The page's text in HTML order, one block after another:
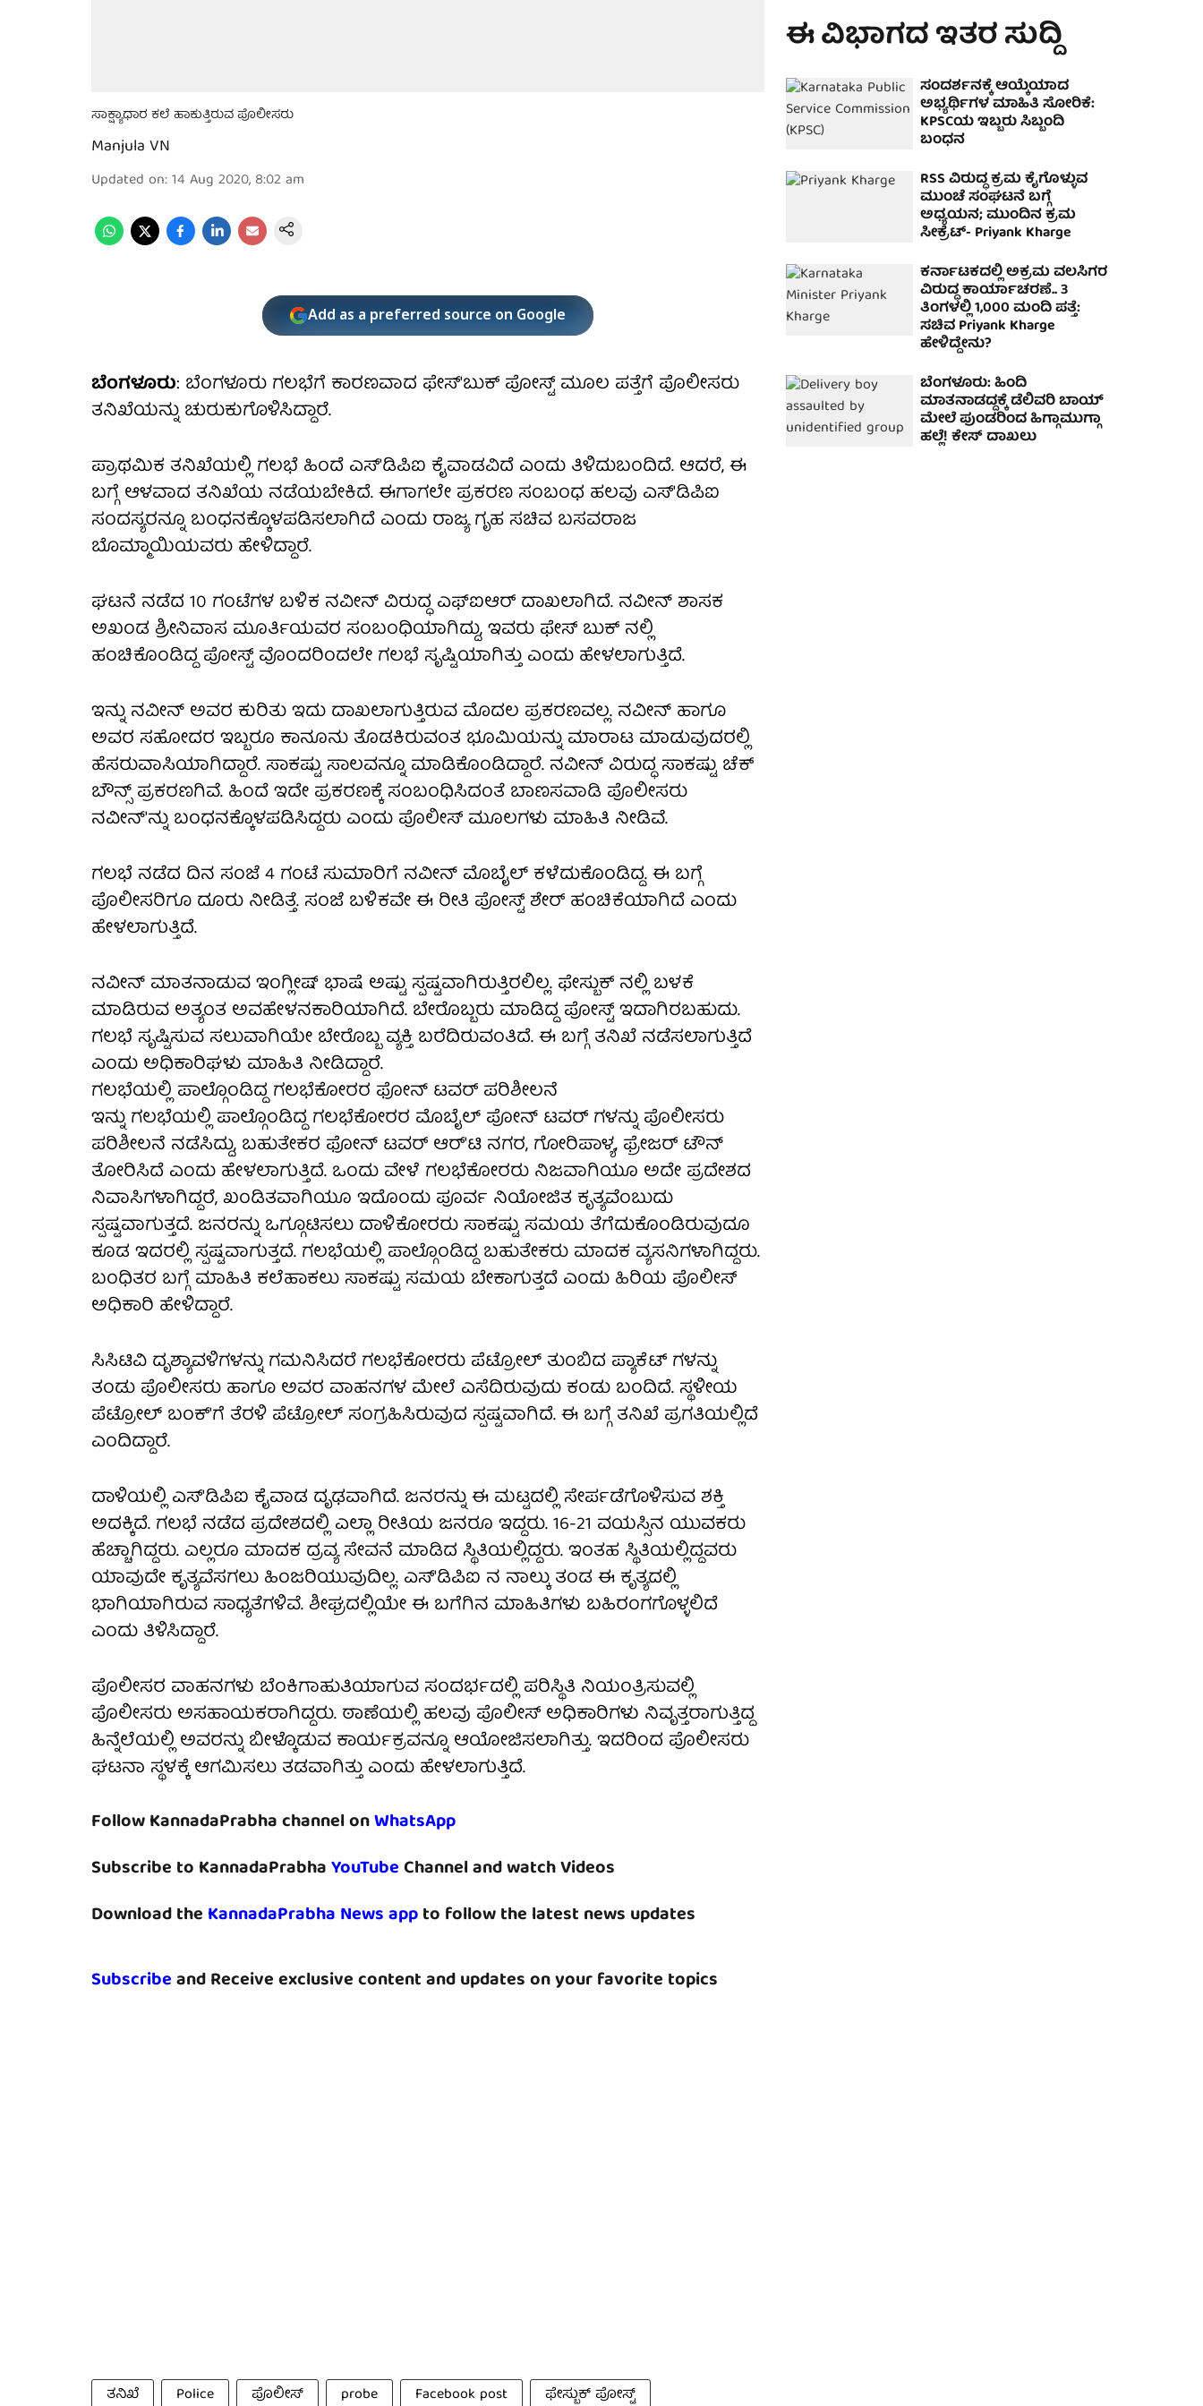
ಸಾಕ್ಷ್ಯಾಧಾರ ಕಲೆ ಹಾಕುತ್ತಿರುವ ಪೊಲೀಸರು
Manjula VN
Updated on:14 Aug 2020, 8:02 am
Add as a preferred source on Google
ಬೆಂಗಳೂರು: ಬೆಂಗಳೂರು ಗಲಭೆಗೆ ಕಾರಣವಾದ ಫೇಸ್'ಬುಕ್ ಪೋಸ್ಟ್ ಮೂಲ ಪತ್ತೆಗೆ ಪೊಲೀಸರು
ತನಿಖೆಯನ್ನು ಚುರುಕುಗೊಳಿಸಿದ್ದಾರೆ.
ಪ್ರಾಥಮಿಕ ತನಿಖೆಯಲ್ಲಿ ಗಲಭೆ ಹಿಂದೆ ಎಸ್'ಡಿಪಿಐ ಕೈವಾಡವಿದೆ ಎಂದು ತಿಳಿದುಬಂದಿದೆ. ಆದರೆ, ಈ
ಬಗ್ಗೆ ಆಳವಾದ ತನಿಖೆಯ ನಡೆಯಬೇಕಿದೆ. ಈಗಾಗಲೇ ಪ್ರಕರಣ ಸಂಬಂಧ ಹಲವು ಎಸ್'ಡಿಪಿಐ
ಸಂದಸ್ಯರನ್ನೂ ಬಂಧನಕ್ಕೊಳಪಡಿಸಲಾಗಿದೆ ಎಂದು ರಾಜ್ಯ ಗೃಹ ಸಚಿವ ಬಸವರಾಜ
ಬೊಮ್ಮಾಯಿಯವರು ಹೇಳಿದ್ದಾರೆ.
ಘಟನೆ ನಡೆದ 10 ಗಂಟೆಗಳ ಬಳಿಕ ನವೀನ್ ವಿರುದ್ಧ ಎಫ್ಐಆರ್ ದಾಖಲಾಗಿದೆ. ನವೀನ್ ಶಾಸಕ
ಅಖಂಡ ಶ್ರೀನಿವಾಸ ಮೂರ್ತಿಯವರ ಸಂಬಂಧಿಯಾಗಿದ್ದು, ಇವರು ಫೇಸ್ ಬುಕ್ ನಲ್ಲಿ
ಹಂಚಿಕೊಂಡಿದ್ದ ಪೋಸ್ಟ್ ವೊಂದರಿಂದಲೇ ಗಲಭೆ ಸೃಷ್ಟಿಯಾಗಿತ್ತು ಎಂದು ಹೇಳಲಾಗುತ್ತಿದೆ.
ಇನ್ನು ನವೀನ್ ಅವರ ಕುರಿತು ಇದು ದಾಖಲಾಗುತ್ತಿರುವ ಮೊದಲ ಪ್ರಕರಣವಲ್ಲ. ನವೀನ್ ಹಾಗೂ
ಅವರ ಸಹೋದರ ಇಬ್ಬರೂ ಕಾನೂನು ತೊಡಕಿರುವಂತ ಭೂಮಿಯನ್ನು ಮಾರಾಟ ಮಾಡುವುದರಲ್ಲಿ
ಹೆಸರುವಾಸಿಯಾಗಿದ್ದಾರೆ. ಸಾಕಷ್ಟು ಸಾಲವನ್ನೂ ಮಾಡಿಕೊಂಡಿದ್ದಾರೆ. ನವೀನ್ ವಿರುದ್ಧ ಸಾಕಷ್ಟು ಚೆಕ್
ಬೌನ್ಸ್ ಪ್ರಕರಣಗಿವೆ. ಹಿಂದೆ ಇದೇ ಪ್ರಕರಣಕ್ಕೆ ಸಂಬಂಧಿಸಿದಂತೆ ಬಾಣಸವಾಡಿ ಪೊಲೀಸರು
ನವೀನ್'ನ್ನು ಬಂಧನಕ್ಕೊಳಪಡಿಸಿದ್ದರು ಎಂದು ಪೊಲೀಸ್ ಮೂಲಗಳು ಮಾಹಿತಿ ನೀಡಿವೆ.
ಗಲಭೆ ನಡೆದ ದಿನ ಸಂಜೆ 4 ಗಂಟೆ ಸುಮಾರಿಗೆ ನವೀನ್ ಮೊಬೈಲ್ ಕಳೆದುಕೊಂಡಿದ್ದ. ಈ ಬಗ್ಗೆ
ಪೊಲೀಸರಿಗೂ ದೂರು ನೀಡಿತ್ತೆ. ಸಂಜೆ ಬಳಿಕವೇ ಈ ರೀತಿ ಪೋಸ್ಟ್ ಶೇರ್ ಹಂಚಿಕೆಯಾಗಿದೆ ಎಂದು
ಹೇಳಲಾಗುತ್ತಿದೆ.
ನವೀನ್ ಮಾತನಾಡುವ ಇಂಗ್ಲೀಷ್ ಭಾಷೆ ಅಷ್ಟು ಸ್ಪಷ್ಟವಾಗಿರುತ್ತಿರಲಿಲ್ಲ. ಫೇಸ್ಬುಕ್ ನಲ್ಲಿ ಬಳಕೆ
ಮಾಡಿರುವ ಅತ್ಯಂತ ಅವಹೇಳನಕಾರಿಯಾಗಿದೆ. ಬೇರೊಬ್ಬರು ಮಾಡಿದ್ದ ಪೋಸ್ಟ್ ಇದಾಗಿರಬಹುದು.
ಗಲಭೆ ಸೃಷ್ಟಿಸುವ ಸಲುವಾಗಿಯೇ ಬೇರೊಬ್ಬ ವ್ಯಕ್ತಿ ಬರೆದಿರುವಂತಿದೆ. ಈ ಬಗ್ಗೆ ತನಿಖೆ ನಡೆಸಲಾಗುತ್ತಿದೆ
ಎಂದು ಅಧಿಕಾರಿಘಳು ಮಾಹಿತಿ ನೀಡಿದ್ದಾರೆ.
ಗಲಭೆಯಲ್ಲಿ ಪಾಲ್ಗೊಂಡಿದ್ದ ಗಲಭೆಕೋರರ ಫೋನ್ ಟವರ್ ಪರಿಶೀಲನೆ
ಇನ್ನು ಗಲಭೆಯಲ್ಲಿ ಪಾಲ್ಗೊಂಡಿದ್ದ ಗಲಭೆಕೋರರ ಮೊಬೈಲ್ ಪೋನ್ ಟವರ್ ಗಳನ್ನು ಪೊಲೀಸರು
ಪರಿಶೀಲನೆ ನಡೆಸಿದ್ದು, ಬಹುತೇಕರ ಫೋನ್ ಟವರ್ ಆರ್'ಟಿ ನಗರ, ಗೋರಿಪಾಳ್ಯ, ಫ್ರೇಜರ್ ಟೌನ್
ತೋರಿಸಿದೆ ಎಂದು ಹೇಳಲಾಗುತ್ತಿದೆ. ಒಂದು ವೇಳೆ ಗಲಭೆಕೋರರು ನಿಜವಾಗಿಯೂ ಅದೇ ಪ್ರದೇಶದ
ನಿವಾಸಿಗಳಾಗಿದ್ದರೆ, ಖಂಡಿತವಾಗಿಯೂ ಇದೊಂದು ಪೂರ್ವ ನಿಯೋಜಿತ ಕೃತ್ಯವೆಂಬುದು
ಸ್ಪಷ್ಟವಾಗುತ್ತದೆ. ಜನರನ್ನು ಒಗ್ಗೂಟಿಸಲು ದಾಳಿಕೋರರು ಸಾಕಷ್ಟು ಸಮಯ ತೆಗೆದುಕೊಂಡಿರುವುದೂ
ಕೂಡ ಇದರಲ್ಲಿ ಸ್ಪಷ್ಟವಾಗುತ್ತದೆ. ಗಲಭೆಯಲ್ಲಿ ಪಾಲ್ಗೊಂಡಿದ್ದ ಬಹುತೇಕರು ಮಾದಕ ವ್ಯಸನಿಗಳಾಗಿದ್ದರು.
ಬಂಧಿತರ ಬಗ್ಗೆ ಮಾಹಿತಿ ಕಲೆಹಾಕಲು ಸಾಕಷ್ಟು ಸಮಯ ಬೇಕಾಗುತ್ತದೆ ಎಂದು ಹಿರಿಯ ಪೊಲೀಸ್
ಅಧಿಕಾರಿ ಹೇಳಿದ್ದಾರೆ.
ಸಿಸಿಟಿವಿ ದೃಶ್ಯಾವಳಿಗಳನ್ನು ಗಮನಿಸಿದರೆ ಗಲಭೆಕೋರರು ಪೆಟ್ರೋಲ್ ತುಂಬಿದ ಪ್ಯಾಕೆಟ್ ಗಳನ್ನು
ತಂಡು ಪೊಲೀಸರು ಹಾಗೂ ಅವರ ವಾಹನಗಳ ಮೇಲೆ ಎಸೆದಿರುವುದು ಕಂಡು ಬಂದಿದೆ. ಸ್ಥಳೀಯ
ಪೆಟ್ರೋಲ್ ಬಂಕ್'ಗೆ ತೆರಳಿ ಪೆಟ್ರೋಲ್ ಸಂಗ್ರಹಿಸಿರುವುದ ಸ್ಪಷ್ಟವಾಗಿದೆ. ಈ ಬಗ್ಗೆ ತನಿಖೆ ಪ್ರಗತಿಯಲ್ಲಿದೆ
ಎಂದಿದ್ದಾರೆ.
ದಾಳಿಯಲ್ಲಿ ಎಸ್'ಡಿಪಿಐ ಕೈವಾಡ ದೃಢವಾಗಿದೆ. ಜನರನ್ನು ಈ ಮಟ್ಟದಲ್ಲಿ ಸೇರ್ಪಡೆಗೊಳಿಸುವ ಶಕ್ತಿ
ಅದಕ್ಕಿದೆ. ಗಲಭೆ ನಡೆದ ಪ್ರದೇಶದಲ್ಲಿ ಎಲ್ಲಾ ರೀತಿಯ ಜನರೂ ಇದ್ದರು. 16-21 ವಯಸ್ಸಿನ ಯುವಕರು
ಹೆಚ್ಚಾಗಿದ್ದರು. ಎಲ್ಲರೂ ಮಾದಕ ದ್ರವ್ಯ ಸೇವನೆ ಮಾಡಿದ ಸ್ಥಿತಿಯಲ್ಲಿದ್ದರು. ಇಂತಹ ಸ್ಥಿತಿಯಲ್ಲಿದ್ದವರು
ಯಾವುದೇ ಕೃತ್ಯವೆಸಗಲು ಹಿಂಜರಿಯುವುದಿಲ್ಲ. ಎಸ್'ಡಿಪಿಐ ನ ನಾಲ್ಕು ತಂಡ ಈ ಕೃತ್ಯದಲ್ಲಿ
ಭಾಗಿಯಾಗಿರುವ ಸಾಧ್ಯತೆಗಳಿವೆ. ಶೀಘ್ರದಲ್ಲಿಯೇ ಈ ಬಗೆಗಿನ ಮಾಹಿತಿಗಳು ಬಹಿರಂಗಗೊಳ್ಳಲಿದೆ
ಎಂದು ತಿಳಿಸಿದ್ದಾರೆ.
ಪೊಲೀಸರ ವಾಹನಗಳು ಬೆಂಕಿಗಾಹುತಿಯಾಗುವ ಸಂದರ್ಭದಲ್ಲಿ ಪರಿಸ್ಥಿತಿ ನಿಯಂತ್ರಿಸುವಲ್ಲಿ
ಪೊಲೀಸರು ಅಸಹಾಯಕರಾಗಿದ್ದರು. ಠಾಣೆಯಲ್ಲಿ ಹಲವು ಪೊಲೀಸ್ ಅಧಿಕಾರಿಗಳು ನಿವೃತ್ತರಾಗುತ್ತಿದ್ದ
ಹಿನ್ನೆಲೆಯಲ್ಲಿ ಅವರನ್ನು ಬೀಳ್ಕೊಡುವ ಕಾರ್ಯಕ್ರವನ್ನೂ ಆಯೋಜಿಸಲಾಗಿತ್ತು. ಇದರಿಂದ ಪೊಲೀಸರು
ಘಟನಾ ಸ್ಥಳಕ್ಕೆ ಆಗಮಿಸಲು ತಡವಾಗಿತ್ತು ಎಂದು ಹೇಳಲಾಗುತ್ತಿದೆ.
Follow KannadaPrabha channel onWhatsApp
Subscribe to KannadaPrabhaYouTubeChannel and watch Videos
Download the KannadaPrabha News appto follow the latest news updates
Subscribeand Receive exclusive content and updates on your favorite topics
ತನಿಖೆ Police ಪೊಲೀಸ್ probe Facebook post ಫೇಸ್ಬುಕ್ ಪೋಸ್ಟ್
ಈ ವಿಭಾಗದ ಇತರ ಸುದ್ದಿ
ಸಂದರ್ಶನಕ್ಕೆ ಆಯ್ಕೆಯಾದ
ಅಭ್ಯರ್ಥಿಗಳ ಮಾಹಿತಿ ಸೋರಿಕೆ:
KPSCಯ ಇಬ್ಬರು ಸಿಬ್ಬಂದಿ
ಬಂಧನ
RSS ವಿರುದ್ಧ ಕ್ರಮ ಕೈಗೊಳ್ಳುವ
ಮುಂಚೆ ಸಂಘಟನೆ ಬಗ್ಗೆ
ಅಧ್ಯಯನ; ಮುಂದಿನ ಕ್ರಮ
ಸೀಕ್ರೆಟ್- Priyank Kharge
ಕರ್ನಾಟಕದಲ್ಲಿ ಅಕ್ರಮ ವಲಸಿಗರ
ವಿರುದ್ಧ ಕಾರ್ಯಾಚರಣೆ.. 3
ತಿಂಗಳಲ್ಲಿ 1,000 ಮಂದಿ ಪತ್ತೆ:
ಸಚಿವ Priyank Kharge
ಹೇಳಿದ್ದೇನು?
ಬೆಂಗಳೂರು: ಹಿಂದಿ
ಮಾತನಾಡದ್ದಕ್ಕೆ ಡೆಲಿವರಿ ಬಾಯ್
ಮೇಲೆ ಪುಂಡರಿಂದ ಹಿಗ್ಗಾಮುಗ್ಗಾ
ಹಲ್ಲೆ! ಕೇಸ್ ದಾಖಲು